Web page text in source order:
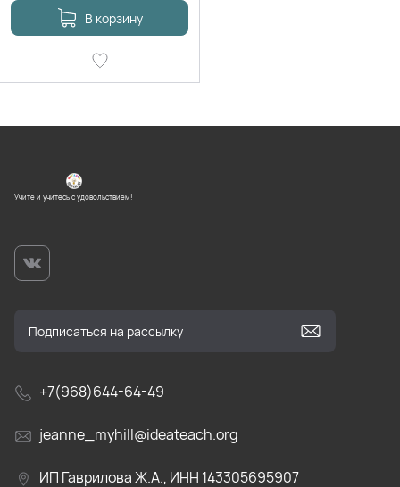
В корзину
Учите и учитесь с удовольствием!
+7(968)644-64-49
jeanne_myhill@ideateach.org
ИП Гаврилова Ж.А., ИНН 143305695907